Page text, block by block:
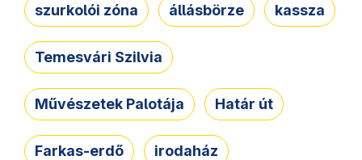
szurkolói zóna állásbörze kassza
Temesvári Szilvia
Művészetek Palotája Határ út
Farkas-erdő irodaház